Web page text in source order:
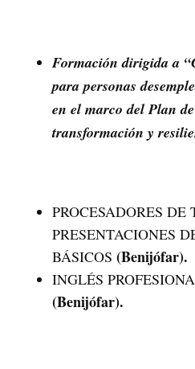
Formación dirigida a
para personas
en el marco del Plan
transformación y
PROCESADORES DE
PRESENTACIONES
BÁSICOS (Benijófar).
INGLÉS
(Benijófar).